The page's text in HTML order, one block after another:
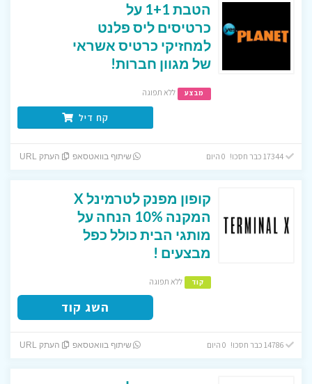
הטבת 1+1 על
כרטיסים ליס פלנט
למחזיקי כרטיס אשראי
של מגוון חברות!
מבצע ללא תפוגה
קח דיל
17344 כבר חסכו! 0 היום שיתוף בוואטסאפ העתק URL
קופון מפנק לטרמינל X
המקנה 10% הנחה על
מותגי הבית כולל כפל
מבצעים !
קוד ללא תפוגה
השג קוד
14786 כבר חסכו! 0 היום שיתוף בוואטסאפ העתק URL